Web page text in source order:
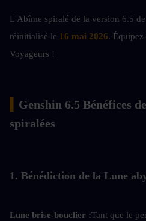
L'Abîme spiralé de la version 6.5
réinitialisé le 16 mai 2026.
Voyageurs !
Genshin 6.5 Bénéfices
spiralées
1. Bénédiction de la Lune
Lune brise-bouclier :Tant que le